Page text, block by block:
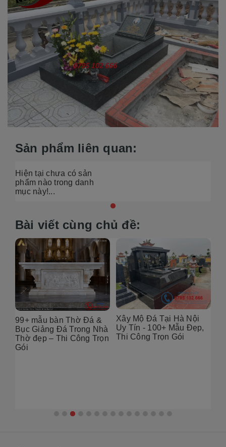
Sản phẩm liên quan:
Hiện tại chưa có sản
phẩm nào trong danh
mục này!...
Bài viết cùng chủ đề:
99+ mẫu bàn Thờ Đá &
Bục Giảng Đá Trong Nhà
Thờ đẹp – Thi Công Trọn
Gói
Xây Mộ Đá Tại Hà Nội
Uy Tín - 100+ Mẫu Đẹp,
Thi Công Trọn Gói